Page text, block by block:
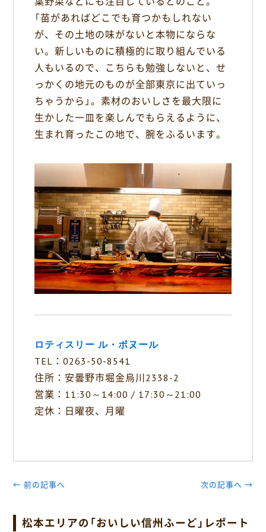
「苗があればどこでも育つかもしれない
が、その土地の味がないと本物にならな
い。新しいものに積極的に取り組んでいる
人もいるので、こちらも勉強しないと、せ
っかくの地元のものが全部東京に出ていっ
ちゃうから」。素材のおいしさを最大限に
生かした一皿を楽しんでもらえるように、
生まれ育ったこの地で、腕をふるいます。
ロティスリー ル・ボヌール
TEL：0263-50-8541
住所：安曇野市堀金烏川2338-2
営業：11:30～14:00 / 17:30～21:00
定休：日曜夜、月曜
← 前の記事へ 次の記事へ →
松本エリアの「おいしい信州ふーど」レポート